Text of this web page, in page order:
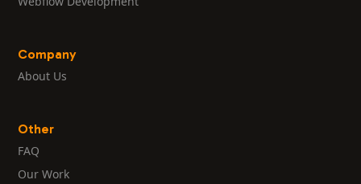
Company
About Us
Other
FAQ
Our Work